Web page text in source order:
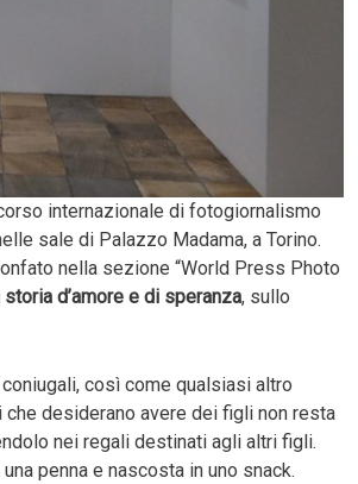
internazionale di fotogiornalismo
sale di Palazzo Madama, a Torino.
nella sezione “World Press Photo
storia d’amore e di speranza, sullo
così come qualsiasi altro
desiderano avere dei figli non resta
nei regali destinati agli altri figli.
penna e nascosta in uno snack.